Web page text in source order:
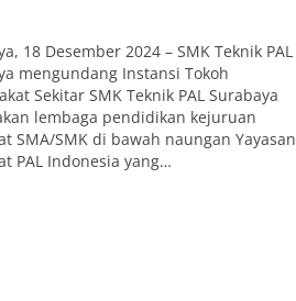
18 Desember 2024 – SMK Teknik PAL
mengundang Instansi Tokoh
Sekitar SMK Teknik PAL Surabaya
lembaga pendidikan kejuruan
SMA/SMK di bawah naungan Yayasan
PAL Indonesia yang…